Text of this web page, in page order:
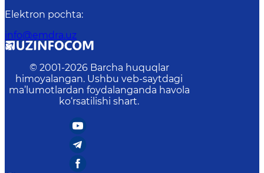
Elektron pochta:
info@emdra.uz
© 2001-2026 Barcha huquqlar
himoyalangan. Ushbu veb-saytdagi
ma’lumotlardan foydalanganda havola
ko‘rsatilishi shart.